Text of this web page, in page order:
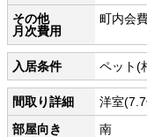
その他
月次費用
町内会
入居条件 ペット(
間取り詳細
洋室
部屋向き
南